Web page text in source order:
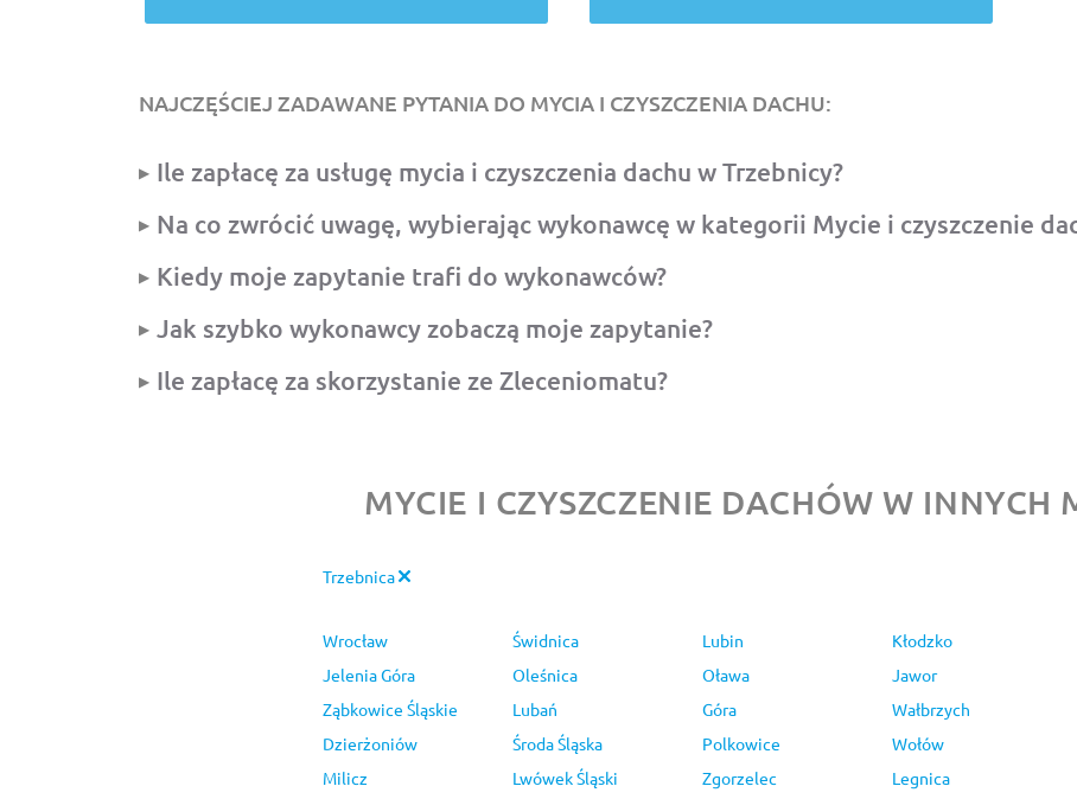
NAJCZĘŚCIEJ ZADAWANE PYTANIA DO MYCIA I CZYSZCZENIA DACHU:
Ile zapłacę za usługę mycia i czyszczenia dachu w Trzebnicy?
Na co zwrócić uwagę, wybierając wykonawcę w kategorii Mycie i czyszczenie
Kiedy moje zapytanie trafi do wykonawców?
Jak szybko wykonawcy zobaczą moje zapytanie?
Ile zapłacę za skorzystanie ze Zleceniomatu?
MYCIE I CZYSZCZENIE DACHÓW W INNYCH
Trzebnica
Wrocław Świdnica Lubin Kłodzko
Jelenia Góra
Oleśnica Oława Jawor
Ząbkowice Śląskie
Lubań Góra Wałbrzych
Dzierżoniów
Środa Śląska Polkowice Wołów
Milicz
Lwówek Śląski Zgorzelec Legnica